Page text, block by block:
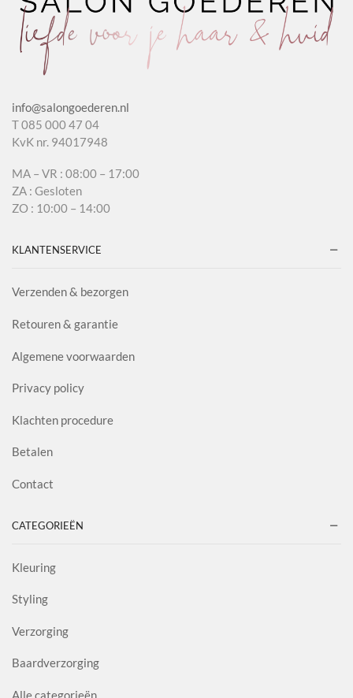
info@salongoederen.nl
T 085 000 47 04
KvK nr. 94017948
MA – VR : 08:00 – 17:00
ZA : Gesloten
ZO : 10:00 – 14:00
KLANTENSERVICE
Verzenden & bezorgen
Retouren & garantie
Algemene voorwaarden
Privacy policy
Klachten procedure
Betalen
Contact
CATEGORIEËN
Kleuring
Styling
Verzorging
Baardverzorging
Alle categorieën